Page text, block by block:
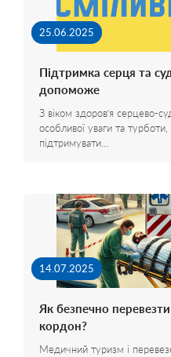
25.06.2025
Підтримка серця та
допоможе
З віком здоров’я серцево-
особливої уваги та
підтримувати…
14.07.2025
Як безпечно
кордон?
Медичний туризм і